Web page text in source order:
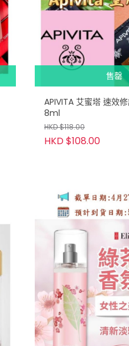
售罄
APIVITA 艾蜜塔 速效
8ml
HKD $118.00
HKD $108.00